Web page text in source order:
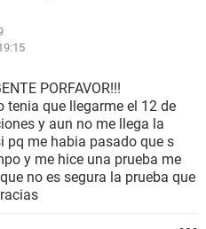
PORFAVOR!!!
tenia que llegarme el 12 de
y aun no me llega la
pq me habia pasado que s
y me hice una prueba me
no es segura la prueba que